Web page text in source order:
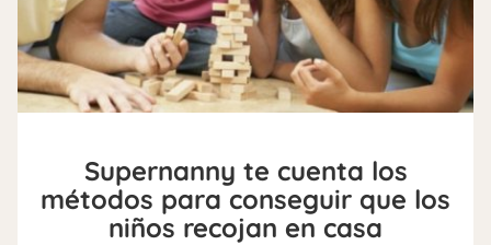
Supernanny te cuenta los
métodos para conseguir que los
niños recojan en casa